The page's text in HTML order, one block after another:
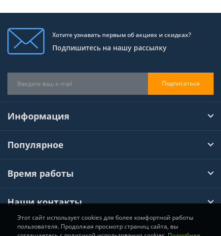
Хотите узнавать первым об акциях и скидках?
Подпишитесь на нашу рассылку
Подписаться
Информация
Популярное
Время работы
Наши контакты
Этот сайт использует cookies для более комфортной работы
пользователя. Продолжая просмотр страниц сайта, вы